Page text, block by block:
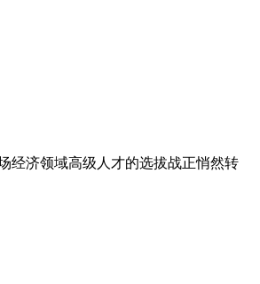
经济领域高级人才的选拔战正悄然转